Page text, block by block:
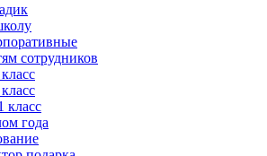
сотрудников
класс
года